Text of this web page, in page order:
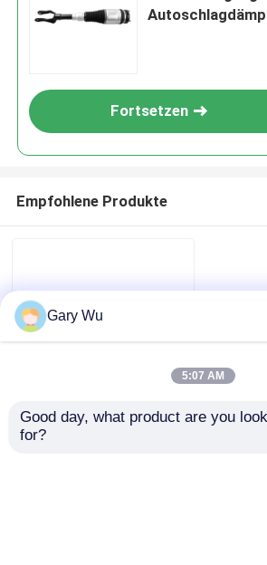
Zu Hause
Fortsetzen
Empfohlene Produkte
68253205AD Jeep
Cherokee
Gary Wu
5:07 AM
Good day, what product are you
for?